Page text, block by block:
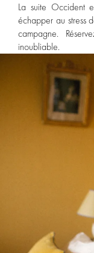
La suite Occident
échapper au stress
campagne.
inoubliable.